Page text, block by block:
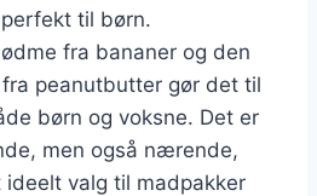
til børn.
fra bananer og den
peanutbutter gør det til
børn og voksne. Det er
men også nærende,
valg til madpakker